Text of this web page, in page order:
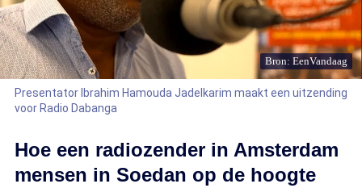
Bron: EenVandaag
Presentator Ibrahim Hamouda Jadelkarim maakt een uitzending
voor Radio Dabanga
Hoe een radiozender in Amsterdam
mensen in Soedan op de hoogte